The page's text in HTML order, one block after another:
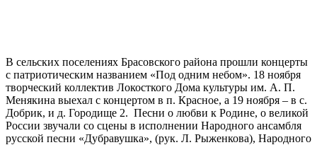
В сельских поселениях Брасовского района прошли концерты
с патриотическим названием «Под одним небом». 18 ноября
творческий коллектив Локосткого Дома культуры им. А. П.
Менякина выехал с концертом в п. Красное, а 19 ноября – в с.
Добрик, и д. Городище 2. Песни о любви к Родине, о великой
России звучали со сцены в исполнении Народного ансамбля
русской песни «Дубравушка», (рук. Л. Рыженкова), Народного